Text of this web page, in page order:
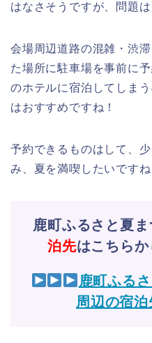
はなさそうですが、問題は
会場周辺道路の混雑・渋
た場所に駐車場を事前に
のホテルに宿泊してしま
はおすすめですね！
予約できるものはして、
み、夏を満喫したいです
鹿町ふるさと夏
泊先はこちらか
鹿町ふる
周辺の宿